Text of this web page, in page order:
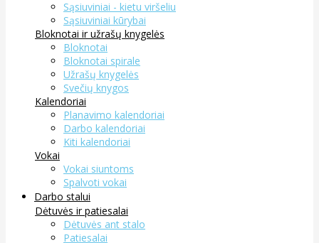
Sąsiuviniai - kietu viršeliu
Sąsiuviniai kūrybai
Bloknotai ir užrašų knygelės
Bloknotai
Bloknotai spirale
Užrašų knygelės
Svečių knygos
Kalendoriai
Planavimo kalendoriai
Darbo kalendoriai
Kiti kalendoriai
Vokai
Vokai siuntoms
Spalvoti vokai
Darbo stalui
Dėtuvės ir patiesalai
Dėtuvės ant stalo
Patiesalai